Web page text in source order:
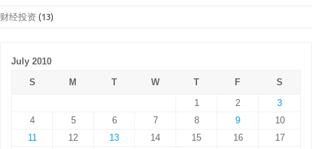
财经投资 (13)
July 2010
S
M T W T F
S
1
2
3
4
5 6 7 8 9
10
11
12 13 14 15 16
17